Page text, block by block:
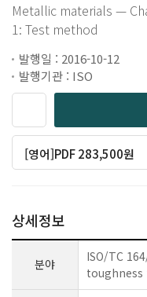
Metallic materials —
1: Test method
발행일 : 2016-10-12
발행기관 : ISO
[영어]PDF 283,500원
상세정보
분야
ISO/TC